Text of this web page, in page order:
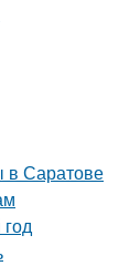
в Саратове